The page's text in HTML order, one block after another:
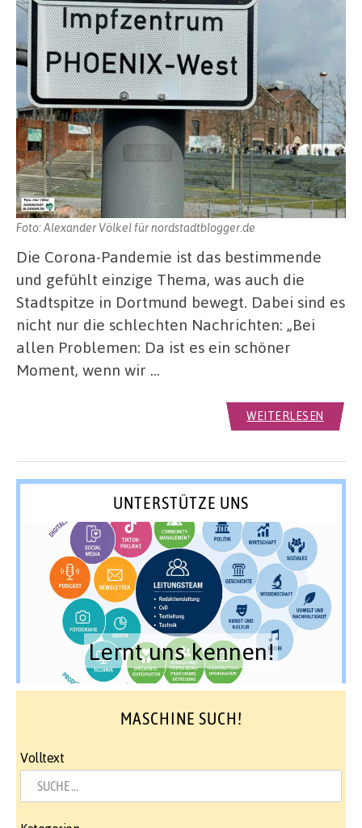
Foto: Alexander Völkel für nordstadtblogger.de
Die Corona-Pandemie ist das bestimmende
und gefühlt einzige Thema, was auch die
Stadtspitze in Dortmund bewegt. Dabei sind es
nicht nur die schlechten Nachrichten: „Bei
allen Problemen: Da ist es ein schöner
Moment, wenn wir …
WEITERLESEN
UNTERSTÜTZE UNS
Lernt uns kennen!
MASCHINE SUCH!
Volltext